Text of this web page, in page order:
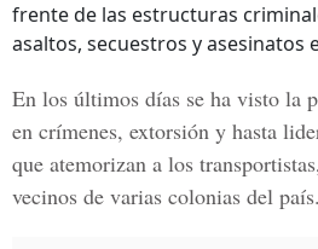
frente de las estructuras
asaltos, secuestros y asesinatos
En los últimos días se ha visto la
en crímenes, extorsión y hasta
que atemorizan a los
vecinos de varias colonias del país.